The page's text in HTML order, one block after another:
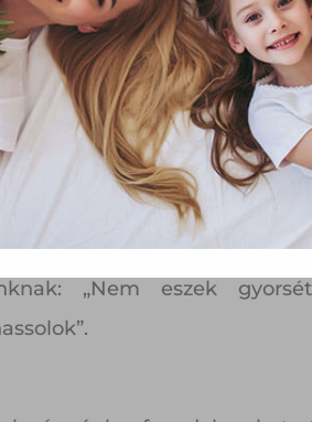
betartását az,
vagy
az járjon a fejünkben,
hogy már a
„Nem eszek
a felhasználók
Elfogadom
Módosítom a beállításokat